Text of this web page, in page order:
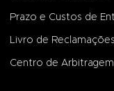
Prazo e Custos de
Livro de
Centro de